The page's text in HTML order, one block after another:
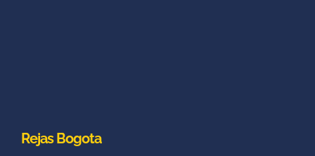
Rejas Bogota